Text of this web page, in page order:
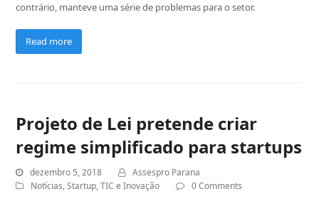
contrário, manteve uma série de problemas para o setor.
Read more
Projeto de Lei pretende criar
regime simplificado para startups
dezembro 5, 2018
Assespro Parana
Notícias,Startup,TIC e Inovação 0 Comments